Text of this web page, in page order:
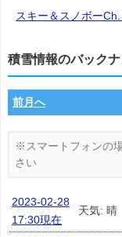
スキー＆スノボー
積雪情報のバック
前月へ
2023-02-28
17:30現在
天気: 晴